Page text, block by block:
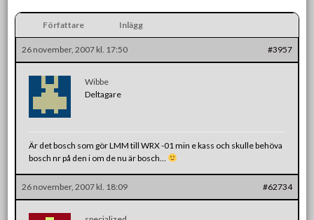
Författare Inlägg
26 november, 2007 kl. 17:50 #3957
Wibbe
Deltagare
Är det bosch som gör LMM till WRX -01 min e kass och skulle behöva
bosch nr på den i om de nu är bosch…
26 november, 2007 kl. 18:09 #62734